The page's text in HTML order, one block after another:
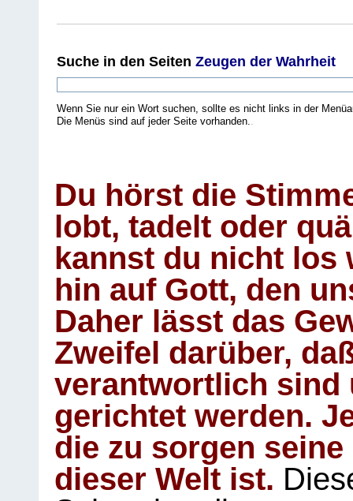
Suche in den Seiten Zeugen der Wahrheit
Wenn Sie nur ein Wort suchen, sollte es nicht links in der
Die Menüs sind auf jeder Seite vorhanden..
Du hörst die
lobt, tadelt oder
kannst du nicht los
hin auf Gott, den
Daher lässt das
Zweifel darüber,
verantwortlich sind
gerichtet werden.
die zu sorgen
dieser Welt ist.